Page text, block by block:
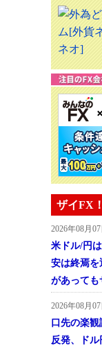
ザイFX
2026年08月
米ドル/円
安は終焉を
があって
2026年08月
口先の楽
反発、ド